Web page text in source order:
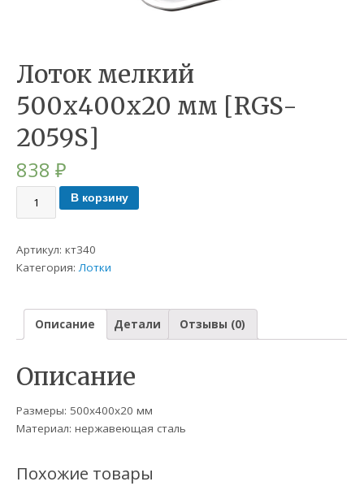
Лоток мелкий
500х400х20 мм [RGS-
2059S]
838₽
В корзину
Артикул:кт340
Категория: Лотки
Описание Детали Отзывы (0)
Описание
Размеры: 500х400х20 мм
Материал: нержавеющая сталь
Похожие товары